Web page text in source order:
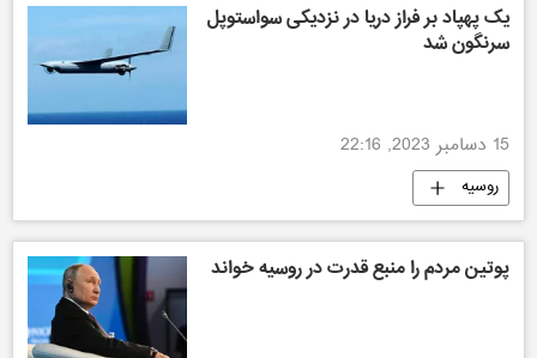
یک پهپاد بر فراز دریا در نزدیکی سواستوپل
سرنگون شد
15 دسامبر 2023, 22:16
روسیه
پوتین مردم را منبع قدرت در روسیه خواند